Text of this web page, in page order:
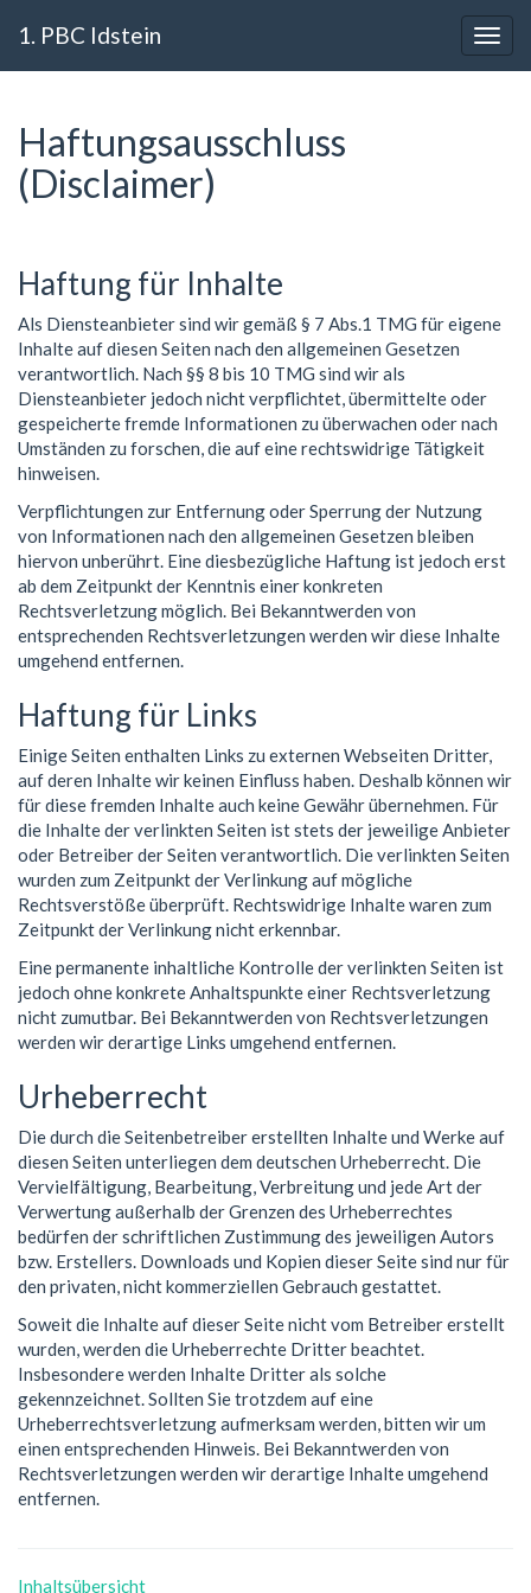
1. PBC Idstein
Haftungsausschluss
(Disclaimer)
Haftung für Inhalte
Als Diensteanbieter sind wir gemäß § 7 Abs.1 TMG für eigene
Inhalte auf diesen Seiten nach den allgemeinen Gesetzen
verantwortlich. Nach §§ 8 bis 10 TMG sind wir als
Diensteanbieter jedoch nicht verpflichtet, übermittelte oder
gespeicherte fremde Informationen zu überwachen oder nach
Umständen zu forschen, die auf eine rechtswidrige Tätigkeit
hinweisen.
Verpflichtungen zur Entfernung oder Sperrung der Nutzung
von Informationen nach den allgemeinen Gesetzen bleiben
hiervon unberührt. Eine diesbezügliche Haftung ist jedoch erst
ab dem Zeitpunkt der Kenntnis einer konkreten
Rechtsverletzung möglich. Bei Bekanntwerden von
entsprechenden Rechtsverletzungen werden wir diese Inhalte
umgehend entfernen.
Haftung für Links
Einige Seiten enthalten Links zu externen Webseiten Dritter,
auf deren Inhalte wir keinen Einfluss haben. Deshalb können wir
für diese fremden Inhalte auch keine Gewähr übernehmen. Für
die Inhalte der verlinkten Seiten ist stets der jeweilige Anbieter
oder Betreiber der Seiten verantwortlich. Die verlinkten Seiten
wurden zum Zeitpunkt der Verlinkung auf mögliche
Rechtsverstöße überprüft. Rechtswidrige Inhalte waren zum
Zeitpunkt der Verlinkung nicht erkennbar.
Eine permanente inhaltliche Kontrolle der verlinkten Seiten ist
jedoch ohne konkrete Anhaltspunkte einer Rechtsverletzung
nicht zumutbar. Bei Bekanntwerden von Rechtsverletzungen
werden wir derartige Links umgehend entfernen.
Urheberrecht
Die durch die Seitenbetreiber erstellten Inhalte und Werke auf
diesen Seiten unterliegen dem deutschen Urheberrecht. Die
Vervielfältigung, Bearbeitung, Verbreitung und jede Art der
Verwertung außerhalb der Grenzen des Urheberrechtes
bedürfen der schriftlichen Zustimmung des jeweiligen Autors
bzw. Erstellers. Downloads und Kopien dieser Seite sind nur für
den privaten, nicht kommerziellen Gebrauch gestattet.
Soweit die Inhalte auf dieser Seite nicht vom Betreiber erstellt
wurden, werden die Urheberrechte Dritter beachtet.
Insbesondere werden Inhalte Dritter als solche
gekennzeichnet. Sollten Sie trotzdem auf eine
Urheberrechtsverletzung aufmerksam werden, bitten wir um
einen entsprechenden Hinweis. Bei Bekanntwerden von
Rechtsverletzungen werden wir derartige Inhalte umgehend
entfernen.
Inhaltsübersicht